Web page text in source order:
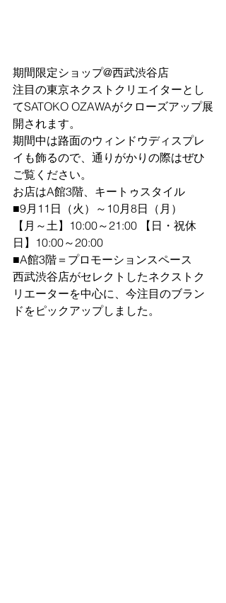
期間限定ショップ@西武渋谷店
注目の東京ネクストクリエイターとし
てSATOKO OZAWAがクローズアップ展
開されます。
期間中は路面のウィンドウディスプレ
イも飾るので、通りがかりの際はぜひ
ご覧ください。
お店はA館3階、キートゥスタイル
■9月11日（火）～10月8日（月）
【月～土】10:00～21:00 【日・祝休
日】10:00～20:00
■A館3階＝プロモーションスペース
西武渋谷店がセレクトしたネクストク
リエーターを中心に、今注目のブラン
ドをピックアップしました。